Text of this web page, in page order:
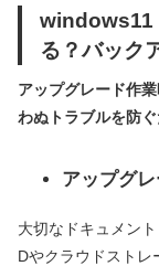
windows11
る？バック
アップグレード作
わぬトラブルを防
アップグ
大切なドキュメン
Dやクラウドストレ